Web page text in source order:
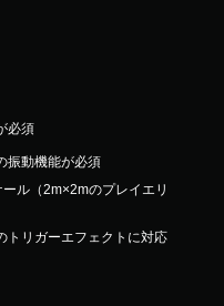
必須
振動機能が必須
ル（2m×2mのプレイエリ
トリガーエフェクトに対応